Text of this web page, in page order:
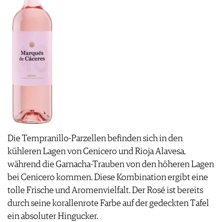
Die Tempranillo-Parzellen befinden sich in den
kühleren Lagen von Cenicero und Rioja Alavesa,
während die Garnacha-Trauben von den höheren Lagen
bei Cenicero kommen. Diese Kombination ergibt eine
tolle Frische und Aromenvielfalt. Der Rosé ist bereits
durch seine korallenrote Farbe auf der gedeckten Tafel
ein absoluter Hingucker.